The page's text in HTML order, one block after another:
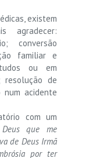
existem
agradecer:
conversão
familiar e
ou em
resolução de
acidente
com um
Deus que me
de Deus Irmã
por ter